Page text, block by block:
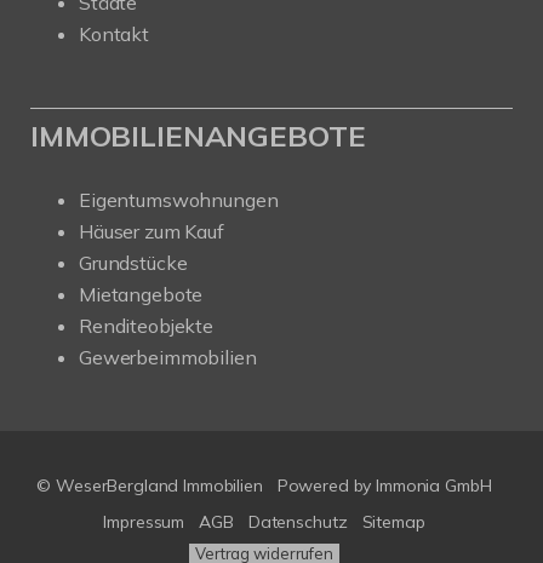
Kontakt
IMMOBILIENANGEBOTE
Eigentumswohnungen
Häuser zum Kauf
Grundstücke
Mietangebote
Renditeobjekte
Gewerbeimmobilien
© WeserBergland Immobilien Powered by Immonia GmbH
Impressum
AGB Datenschutz Sitemap
Vertrag widerrufen